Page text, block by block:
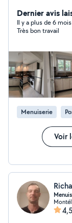
Dernier avis
Il y a plus de 6 mois
Très bon travail
Menuiserie
Voir